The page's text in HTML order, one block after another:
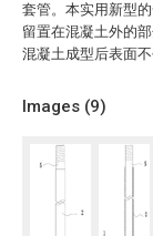
套管。本实用新型
留置在混凝土外的
混凝土成型后表面不
Images (9)